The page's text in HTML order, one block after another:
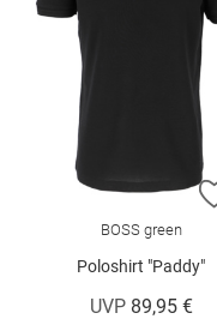
BOSS green
Poloshirt "Paddy"
UVP 89,95 €